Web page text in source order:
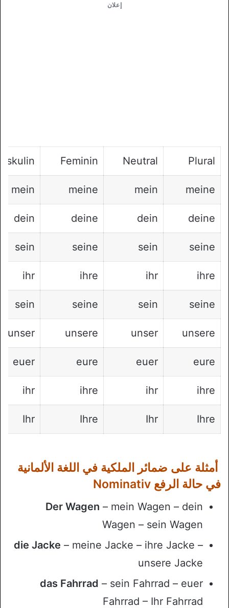
إعلان
Plural
Neutral
Feminin
meine
mein
meine
mein
deine
dein
deine
dein
seine
sein
seine
sein
ihre
ihr
ihre
ihr
seine
sein
seine
sein
unsere
unser
unsere
unser
eure
euer
eure
euer
ihre
ihr
ihre
ihr
Ihre
Ihr
Ihre
Ihr
أمثلة على ضمائر الملكية في اللغة الألمانية
في حالة الرفع Nominativ
Der Wagen – mein Wagen – dein
Wagen – sein Wagen
die Jacke – meine Jacke – ihre Jacke –
unsere Jacke
das Fahrrad – sein Fahrrad – euer
Fahrrad – Ihr Fahrrad